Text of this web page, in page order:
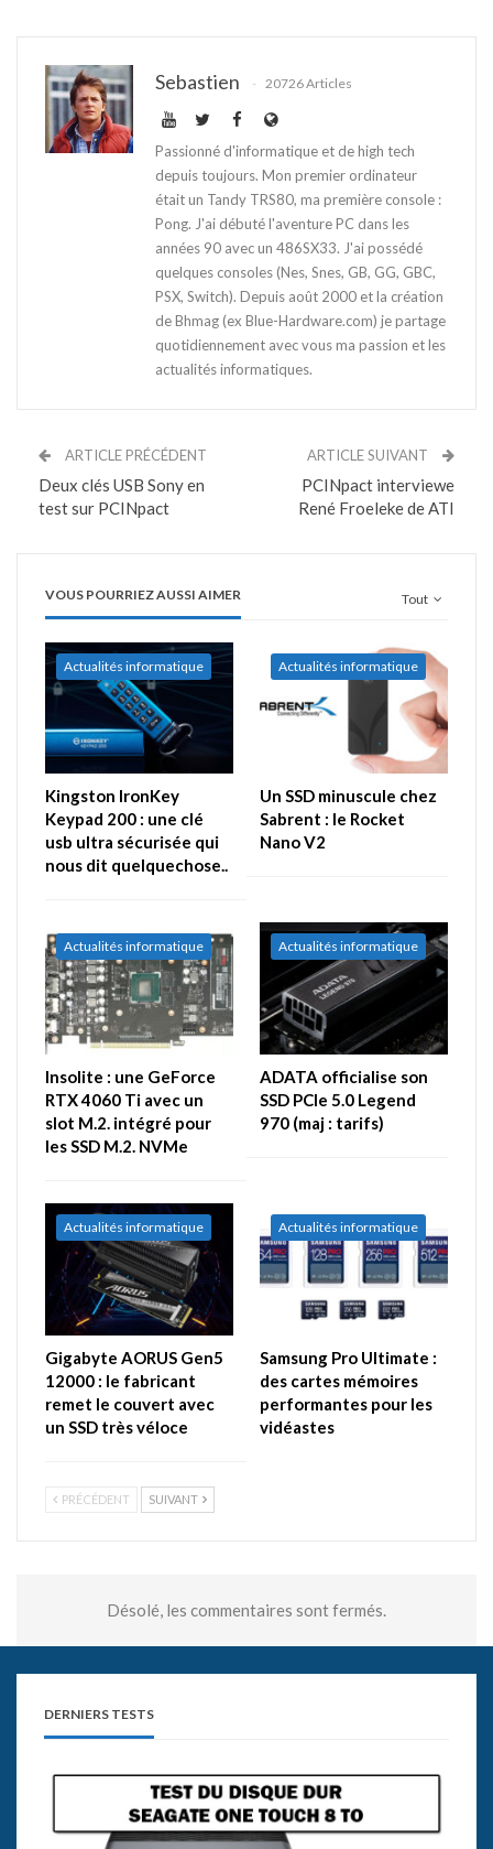
Sebastien 20726 Articles
Passionné d'informatique et de high tech
depuis toujours. Mon premier ordinateur
était un Tandy TRS80, ma première console :
Pong. J'ai débuté l'aventure PC dans les
années 90 avec un 486SX33. J'ai possédé
quelques consoles (Nes, Snes, GB, GG, GBC,
PSX, Switch). Depuis août 2000 et la création
de Bhmag (ex Blue-Hardware.com) je partage
quotidiennement avec vous ma passion et les
actualités informatiques.
ARTICLE PRÉCÉDENT
Deux clés USB Sony en
test sur PCINpact
ARTICLE SUIVANT
PCINpact interviewe
René Froeleke de ATI
Tout
VOUS POURRIEZ AUSSI AIMER
Actualités informatique
Kingston IronKey
Keypad 200 : une clé
usb ultra sécurisée qui
nous dit quelquechose..
Actualités informatique
Un SSD minuscule chez
Sabrent : le Rocket
Nano V2
Actualités informatique
Insolite : une GeForce
RTX 4060 Ti avec un
slot M.2. intégré pour
les SSD M.2. NVMe
Actualités informatique
ADATA officialise son
SSD PCIe 5.0 Legend
970 (maj : tarifs)
Actualités informatique
Gigabyte AORUS Gen5
12000 : le fabricant
remet le couvert avec
un SSD très véloce
Actualités informatique
Samsung Pro Ultimate :
des cartes mémoires
performantes pour les
vidéastes
PRÉCÉDENT SUIVANT
Désolé, les commentaires sont fermés.
DERNIERS TESTS